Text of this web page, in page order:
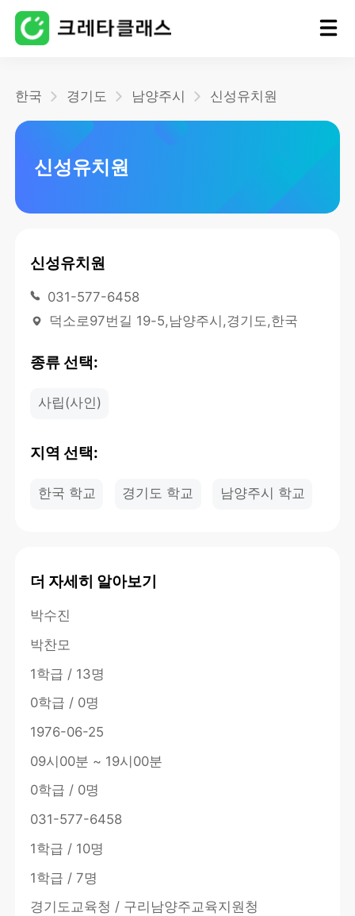
한국 경기도 남양주시 신성유치원
신성유치원
신성유치원
031-577-6458
덕소로97번길 19-5,남양주시,경기도,한국
종류 선택:
사립(사인)
지역 선택:
한국 학교 경기도 학교 남양주시 학교
더 자세히 알아보기
박수진
박찬모
1학급 / 13명
0학급 / 0명
1976-06-25
09시00분 ~ 19시00분
0학급 / 0명
031-577-6458
1학급 / 10명
1학급 / 7명
경기도교육청 / 구리남양주교육지원청